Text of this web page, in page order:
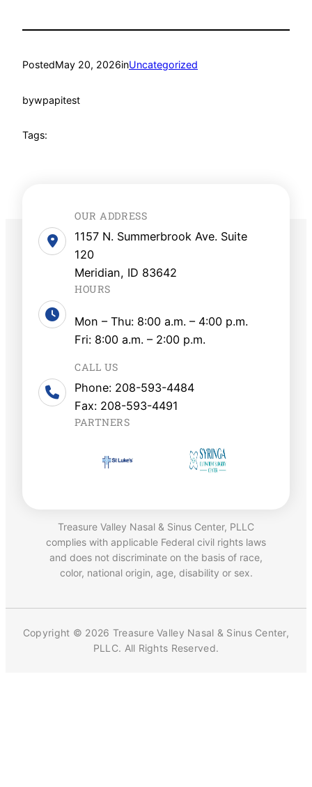
PostedMay 20, 2026inUncategorized
bywpapitest
Tags:
OUR ADDRESS
1157 N. Summerbrook Ave. Suite
120
Meridian, ID 83642
HOURS
Mon – Thu: 8:00 a.m. – 4:00 p.m.
Fri: 8:00 a.m. – 2:00 p.m.
CALL US
Phone: 208-593-4484
Fax: 208-593-4491
PARTNERS
Treasure Valley Nasal & Sinus Center, PLLC
complies with applicable Federal civil rights laws
and does not discriminate on the basis of race,
color, national origin, age, disability or sex.
Copyright © 2026 Treasure Valley Nasal & Sinus Center,
PLLC. All Rights Reserved.